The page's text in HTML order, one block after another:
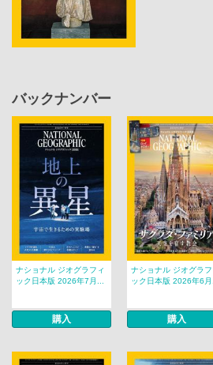
バックナンバー
ナショナル ジオグラフィ
ック日本版 2026年7月...
購入
ナショナル ジオグラフ
ック日本版 2026年6月
購入